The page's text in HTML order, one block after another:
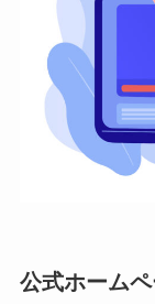
公式ホーム